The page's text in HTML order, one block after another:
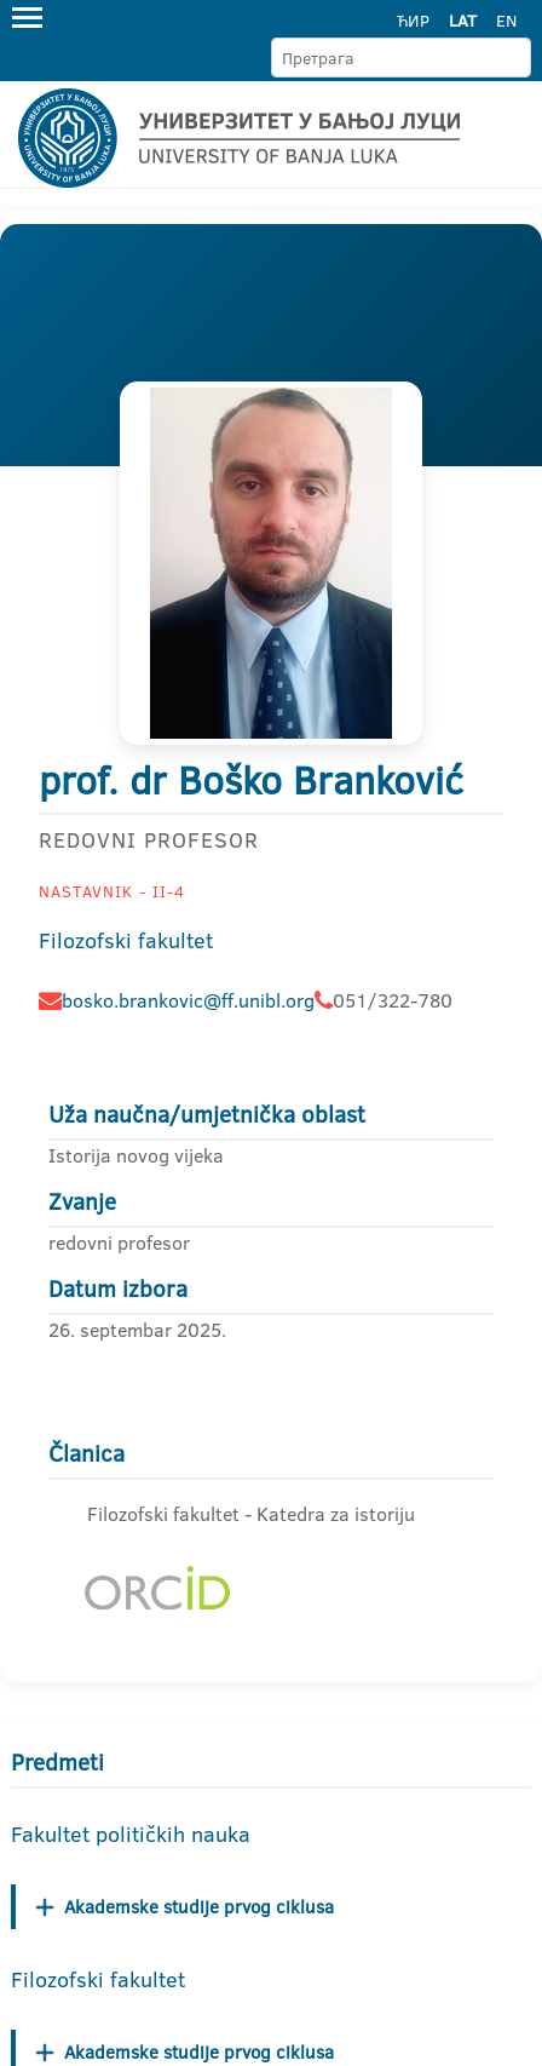
ЋИР LAT EN
prof. dr Boško Branković
REDOVNI PROFESOR
NASTAVNIK - II-4
Filozofski fakultet
bosko.brankovic@ff.unibl.org 051/322-780
Uža naučna/umjetnička oblast
Istorija novog vijeka
Zvanje
redovni profesor
Datum izbora
26. septembar 2025.
Članica
Filozofski fakultet - Katedra za istoriju
Predmeti
Fakultet političkih nauka
Akademske studije prvog ciklusa
Filozofski fakultet
Akademske studije prvog ciklusa